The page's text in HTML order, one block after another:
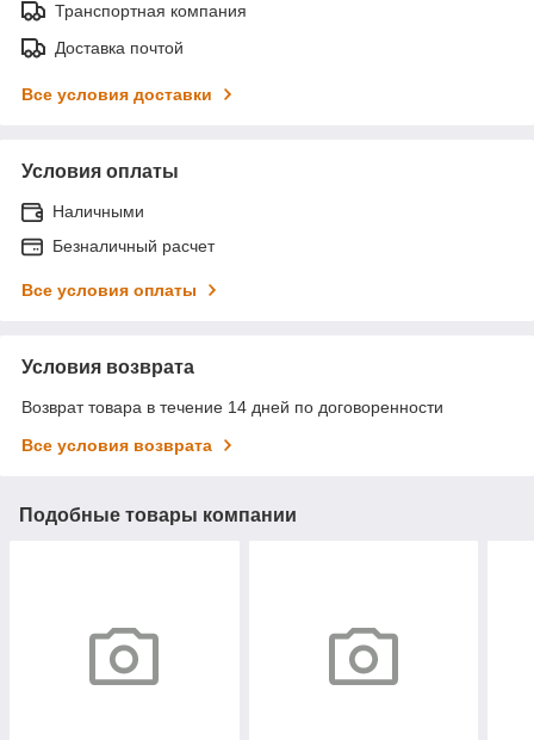
Транспортная компания
Доставка почтой
Все условия доставки
Условия оплаты
Наличными
Безналичный расчет
Все условия оплаты
Условия возврата
Возврат товара в течение 14 дней по договоренности
Все условия возврата
Подобные товары компании